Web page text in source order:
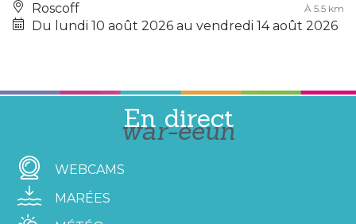
Roscoff À 5.5 km
Du lundi 10 août 2026 au vendredi 14 août 2026
En direct
war-eeun
WEBCAMS
MARÉES